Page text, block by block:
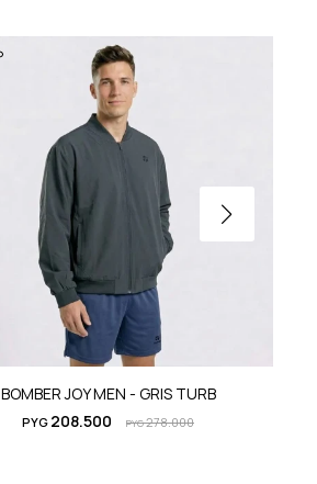
BOMBER JOY MEN - GRIS TURB
PYG 208.500 PYG278.000